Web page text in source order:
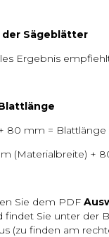
Sägeblätter
Ergebnis
80 mm = Blattlänge
(Materialbreite) +
Sie dem PDF
findet Sie unter der
(zu finden am